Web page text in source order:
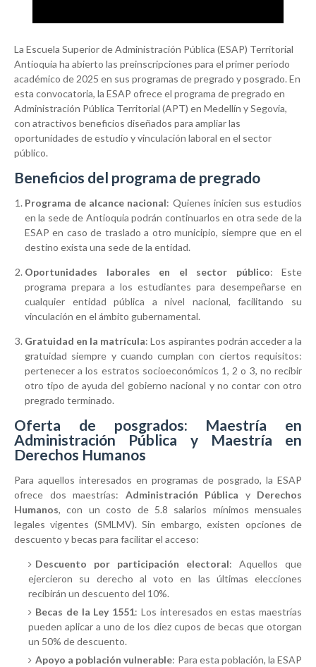
La Escuela Superior de Administración Pública (ESAP) Territorial
Antioquia ha abierto las preinscripciones para el primer periodo
académico de 2025 en sus programas de pregrado y posgrado. En
esta convocatoria, la ESAP ofrece el programa de pregrado en
Administración Pública Territorial (APT) en Medellín y Segovia,
con atractivos beneficios diseñados para ampliar las
oportunidades de estudio y vinculación laboral en el sector
público.
Beneficios del programa de pregrado
Programa de alcance nacional: Quienes inicien sus estudios
en la sede de Antioquia podrán continuarlos en otra sede de la
ESAP en caso de traslado a otro municipio, siempre que en el
destino exista una sede de la entidad.
Oportunidades laborales en el sector público: Este
programa prepara a los estudiantes para desempeñarse en
cualquier entidad pública a nivel nacional, facilitando su
vinculación en el ámbito gubernamental.
Gratuidad en la matrícula: Los aspirantes podrán acceder a la
gratuidad siempre y cuando cumplan con ciertos requisitos:
pertenecer a los estratos socioeconómicos 1, 2 o 3, no recibir
otro tipo de ayuda del gobierno nacional y no contar con otro
pregrado terminado.
Oferta de posgrados: Maestría en
Administración Pública y Maestría en
Derechos Humanos
Para aquellos interesados en programas de posgrado, la ESAP
ofrece dos maestrías: Administración Pública y Derechos
Humanos, con un costo de 5.8 salarios mínimos mensuales
legales vigentes (SMLMV). Sin embargo, existen opciones de
descuento y becas para facilitar el acceso:
Descuento por participación electoral: Aquellos que
ejercieron su derecho al voto en las últimas elecciones
recibirán un descuento del 10%.
Becas de la Ley 1551: Los interesados en estas maestrías
pueden aplicar a uno de los diez cupos de becas que otorgan
un 50% de descuento.
Apoyo a población vulnerable: Para esta población, la ESAP